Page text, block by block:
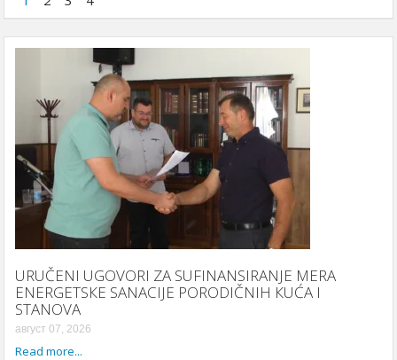
URUČENI UGOVORI ZA SUFINANSIRANJE MERA
ENERGETSКE SANACIJE PORODIČNIH КUĆA I
STANOVA
август 07, 2026
Read more...